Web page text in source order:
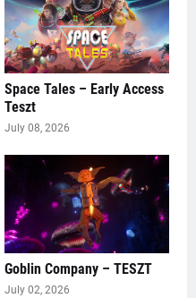
Space Tales – Early Access
Teszt
July 08, 2026
Goblin Company – TESZT
July 02, 2026